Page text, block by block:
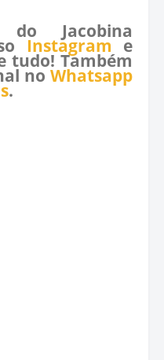
do Jacobina
Instagram e
tudo! Também
no Whatsapp
.